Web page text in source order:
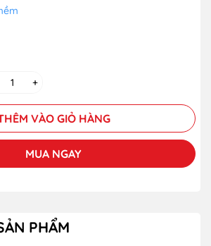
+
VÀO GIỎ HÀNG
MUA NGAY
PHẨM